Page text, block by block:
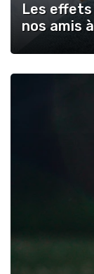
Les effets
nos amis